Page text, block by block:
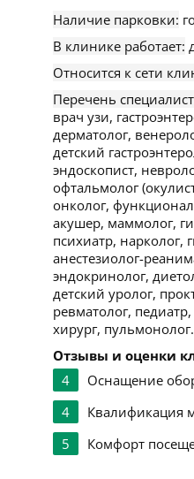
Наличие парковки:
В клинике работает:
Относится к сети
Перечень
врач узи,
дерматолог,
детский
эндоскопист,
офтальмолог
онколог,
акушер, маммолог,
психиатр, нарколог,
анестезиолог-
эндокринолог,
детский уролог,
ревматолог,
хирург, пульмонолог.
Отзывы и оценки
4
Оснащение
4
Квалификация
5
Комфорт